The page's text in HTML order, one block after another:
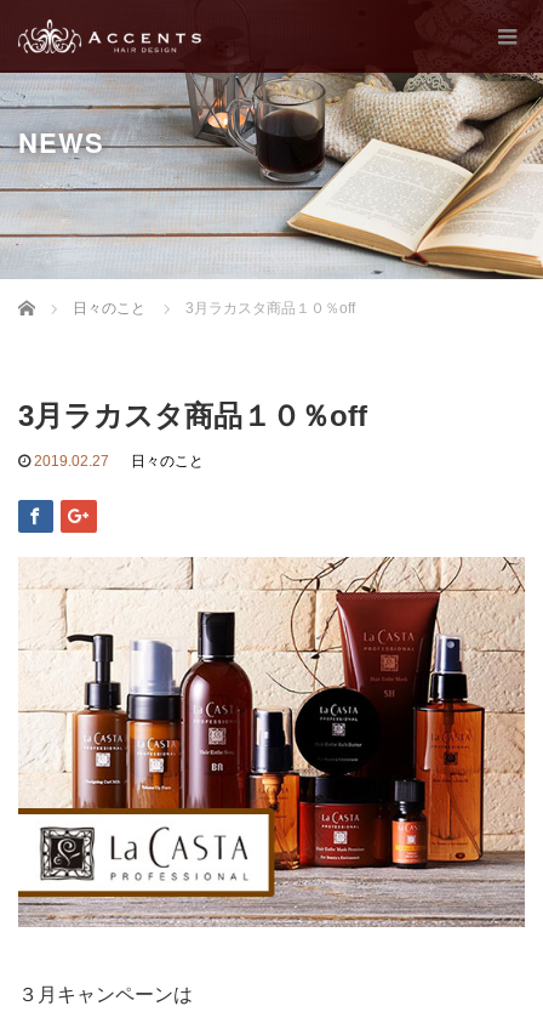
NEWS
Home 日々のこと 3月ラカスタ商品１０％off
3月ラカスタ商品１０％off
2019.02.27 日々のこと
３月キャンペーンは